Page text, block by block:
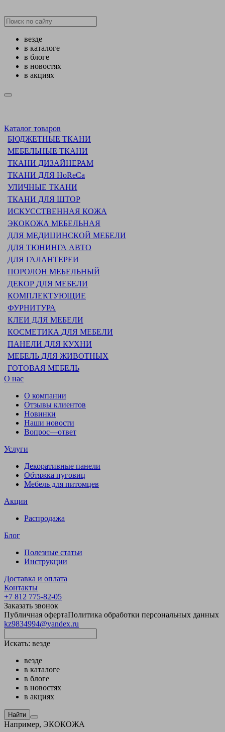
везде
в каталоге
в блоге
в новостях
в акциях
Каталог товаров
БЮДЖЕТНЫЕ ТКАНИ
МЕБЕЛЬНЫЕ ТКАНИ
ТКАНИ ДИЗАЙНЕРАМ
ТКАНИ ДЛЯ HoReCa
УЛИЧНЫЕ ТКАНИ
ТКАНИ ДЛЯ ШТОР
ИСКУССТВЕННАЯ КОЖА
ЭКОКОЖА МЕБЕЛЬНАЯ
ДЛЯ МЕДИЦИНСКОЙ МЕБЕЛИ
ДЛЯ ТЮНИНГА АВТО
ДЛЯ ГАЛАНТЕРЕИ
ПОРОЛОН МЕБЕЛЬНЫЙ
ДЕКОР ДЛЯ МЕБЕЛИ
КОМПЛЕКТУЮЩИЕ
ФУРНИТУРА
КЛЕИ ДЛЯ МЕБЕЛИ
КОСМЕТИКА ДЛЯ МЕБЕЛИ
ПАНЕЛИ ДЛЯ КУХНИ
МЕБЕЛЬ ДЛЯ ЖИВОТНЫХ
ГОТОВАЯ МЕБЕЛЬ
О нас
О компании
Отзывы клиентов
Новинки
Наши новости
Вопрос—ответ
Услуги
Декоративные панели
Обтяжка пуговиц
Мебель для питомцев
Акции
Распродажа
Блог
Полезные статьи
Инструкции
Доставка и оплата
Контакты
+7 812 775-82-05
Заказать звонок
Публичная офертаПолитика обработки персональных данных
kz9834994@yandex.ru
Искать: везде
везде
в каталоге
в блоге
в новостях
в акциях
Найти
Например, ЭКОКОЖА